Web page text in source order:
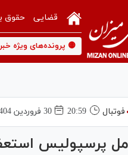
قضایی حقوق
🟡 پرونده‌های ویژه
فوتبال 20:59 30 فروردين 1404
استعفا کرد/